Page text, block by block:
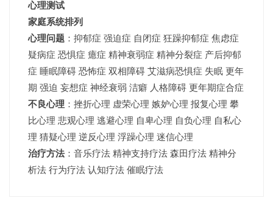
心理测试
家庭系统排列
心理问题 ：抑郁症 强迫症 自闭症 狂躁抑郁症 焦虑症
疑病症 恐惧症 癔症 精神衰弱症 精神分裂症 产后抑郁
症 睡眠障碍 恐怖症 双相障碍 艾滋病恐惧症 失眠 更年
期 强迫 妄想症 神经衰弱 洁癖 人格障碍 更年期症合症
不良心理 ：挫折心理 虚荣心理 嫉妒心理 报复心理 攀
比心理 悲观心理 逃避心理 自卑心理 自负心理 自私心
理 猜疑心理 逆反心理 浮躁心理 迷信心理
治疗方法：音乐疗法 精神支持疗法 森田疗法 精神分
析法 行为疗法 认知疗法 催眠疗法